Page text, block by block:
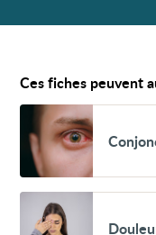
Ces fiches peuvent
Voir
Conjonctivite
Voir
Douleur
dans